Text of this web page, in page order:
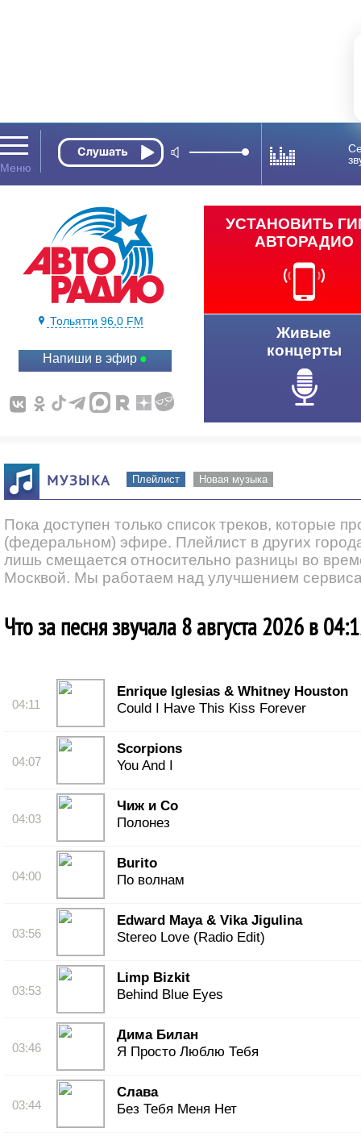
Тольятти 96,0 FM
Напиши в эфир
УСТАНОВИТЬ
АВТОРАДИО
Живые
концерты
МУЗЫКА Плейлист Новая музыка
Пока доступен только список треков, которые
(федеральном) эфире. Плейлист в других
лишь смещается относительно разницы во
Москвой. Мы работаем над улучшением
Что за песня звучала 8 августа 2026 в
04:11
Enrique Iglesias & Whitney Houston
Could I Have This Kiss Forever
04:07
Scorpions
You And I
04:03
Чиж и Co
Полонез
04:00
Burito
По волнам
03:56
Edward Maya & Vika Jigulina
Stereo Love (Radio Edit)
03:53
Limp Bizkit
Behind Blue Eyes
03:46
Дима Билан
Я Просто Люблю Тебя
03:44
Слава
Без Тебя Меня Нет